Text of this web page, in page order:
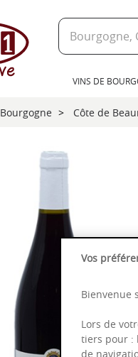
VINS DE
Bourgogne Côte de
Vos
Bienvenue
Lors de
tiers pour :
de